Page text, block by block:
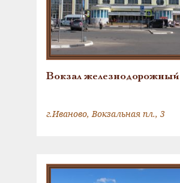
Вокзал железнодорожный
г.Иваново, Вокзальная пл., 3